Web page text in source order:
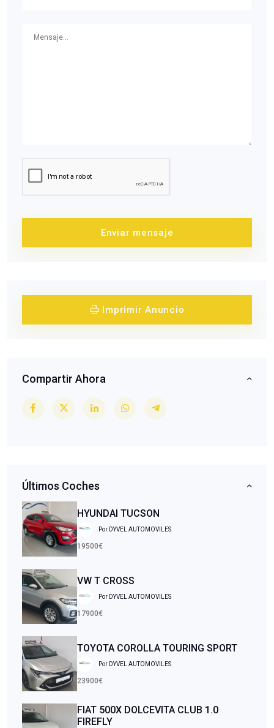
Enviar mensaje
Imprimir Anuncio
Compartir Ahora
Últimos Coches
HYUNDAI TUCSON
Por DYVEL AUTOMOVILES
19500€
VW T CROSS
Por DYVEL AUTOMOVILES
17900€
TOYOTA COROLLA TOURING SPORT
Por DYVEL AUTOMOVILES
23900€
FIAT 500X DOLCEVITA CLUB 1.0
FIREFLY